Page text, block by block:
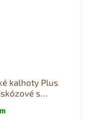
kalhoty Plus
s
černé